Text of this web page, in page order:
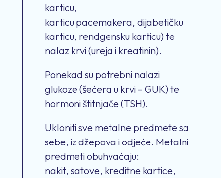
karticu,
karticu pacemakera, dijabetičku
karticu, rendgensku karticu) te
nalaz krvi (ureja i kreatinin).
Ponekad su potrebni nalazi
glukoze (šećera u krvi – GUK) te
hormoni štitnjače (TSH).
Ukloniti sve metalne predmete sa
sebe, iz džepova i odjeće. Metalni
predmeti obuhvaćaju:
nakit, satove, kreditne kartice,